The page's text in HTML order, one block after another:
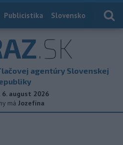
Publicistika Slovensko
.SK
agentúry Slovenskej
6. august 2026
má Jozefína